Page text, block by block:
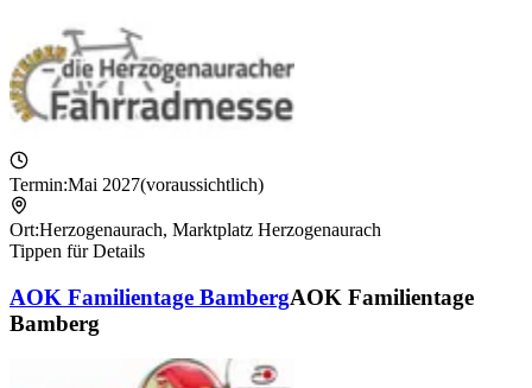
Termin:Mai 2027(voraussichtlich)
Ort:Herzogenaurach, Marktplatz Herzogenaurach
Tippen für Details
AOK Familientage BambergAOK Familientage
Bamberg